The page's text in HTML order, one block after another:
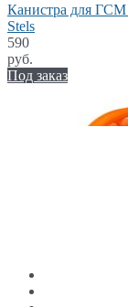
Канистра для ГСМ
Stels
590
руб.
Под заказ